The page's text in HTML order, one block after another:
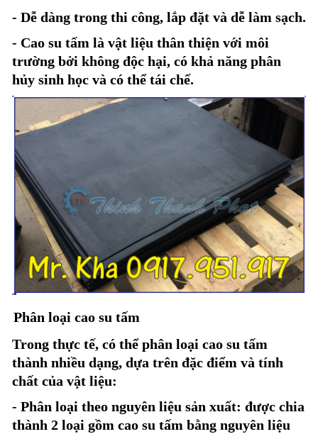
- Dễ dàng trong thi công, lắp đặt và dễ làm sạch.
- Cao su tấm là vật liệu thân thiện với môi
trường bởi không độc hại, có khả năng phân
hủy sinh học và có thể tái chế.
Phân loại cao su tấm
Trong thực tế, có thể phân loại cao su tấm
thành nhiều dạng, dựa trên đặc điểm và tính
chất của vật liệu:
- Phân loại theo nguyên liệu sản xuất: được chia
thành 2 loại gồm cao su tấm bằng nguyên liệu